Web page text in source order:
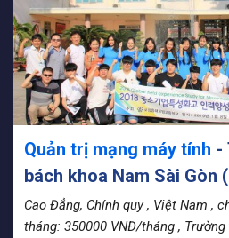
Quản trị mạng máy tính -
bách khoa Nam Sài Gòn
Cao Đẳng, Chính quy , Việt Nam ,
tháng: 350000 VNĐ/tháng ,